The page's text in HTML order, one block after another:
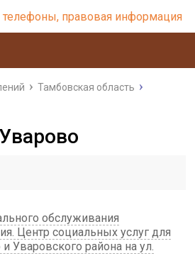
Тамбовская область
обслуживания
Центр социальных услуг для
Уваровского района на ул.